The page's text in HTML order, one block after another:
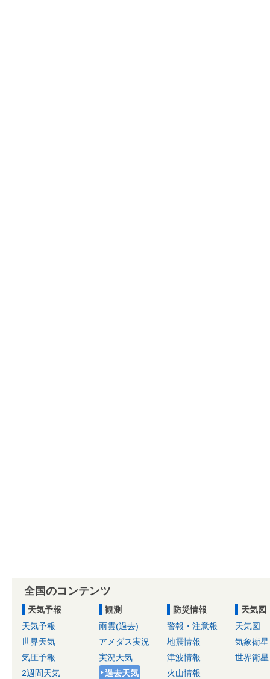
全国のコンテンツ
天気予報
天気予報
世界天気
気圧予報
2週間天気
観測
雨雲(過去)
アメダス実況
実況天気
過去天気
防災情報
警報・注意報
地震情報
津波情報
火山情報
天気図
天気図
気象衛星
世界衛星